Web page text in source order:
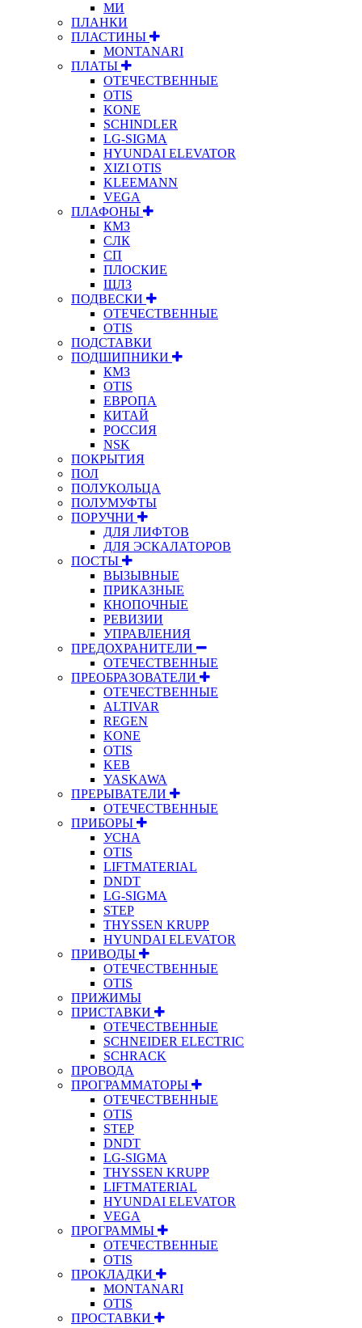
МИ
ПЛАНКИ
ПЛАСТИНЫ
MONTANARI
ПЛАТЫ
ОТЕЧЕСТВЕННЫЕ
OTIS
KONE
SCHINDLER
LG-SIGMA
HYUNDAI ELEVATOR
XIZI OTIS
KLEEMANN
VEGA
ПЛАФОНЫ
КМЗ
СЛК
СП
ПЛОСКИЕ
ЩЛЗ
ПОДВЕСКИ
ОТЕЧЕСТВЕННЫЕ
OTIS
ПОДСТАВКИ
ПОДШИПНИКИ
КМЗ
OTIS
ЕВРОПА
КИТАЙ
РОССИЯ
NSK
ПОКРЫТИЯ
ПОЛ
ПОЛУКОЛЬЦА
ПОЛУМУФТЫ
ПОРУЧНИ
ДЛЯ ЛИФТОВ
ДЛЯ ЭСКАЛАТОРОВ
ПОСТЫ
ВЫЗЫВНЫЕ
ПРИКАЗНЫЕ
КНОПОЧНЫЕ
РЕВИЗИИ
УПРАВЛЕНИЯ
ПРЕДОХРАНИТЕЛИ
ОТЕЧЕСТВЕННЫЕ
ПРЕОБРАЗОВАТЕЛИ
ОТЕЧЕСТВЕННЫЕ
ALTIVAR
REGEN
KONE
OTIS
KEB
YASKAWA
ПРЕРЫВАТЕЛИ
ОТЕЧЕСТВЕННЫЕ
ПРИБОРЫ
УСНА
OTIS
LIFTMATERIAL
DNDT
LG-SIGMA
STEP
THYSSEN KRUPP
HYUNDAI ELEVATOR
ПРИВОДЫ
ОТЕЧЕСТВЕННЫЕ
OTIS
ПРИЖИМЫ
ПРИСТАВКИ
ОТЕЧЕСТВЕННЫЕ
SCHNEIDER ELECTRIC
SCHRACK
ПРОВОДА
ПРОГРАММАТОРЫ
ОТЕЧЕСТВЕННЫЕ
OTIS
STEP
DNDT
LG-SIGMA
THYSSEN KRUPP
LIFTMATERIAL
HYUNDAI ELEVATOR
VEGA
ПРОГРАММЫ
ОТЕЧЕСТВЕННЫЕ
OTIS
ПРОКЛАДКИ
MONTANARI
OTIS
ПРОСТАВКИ